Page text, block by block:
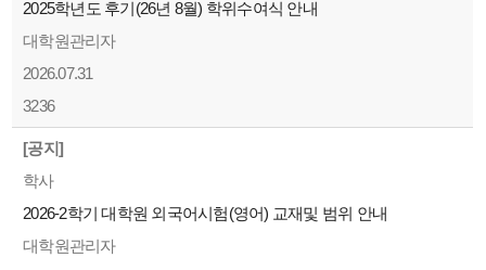
2025학년도 후기(26년 8월) 학위수여식 안내
대학원관리자
2026.07.31
3236
[공지]
학사
2026-2학기 대학원 외국어시험(영어) 교재및 범위 안내
대학원관리자